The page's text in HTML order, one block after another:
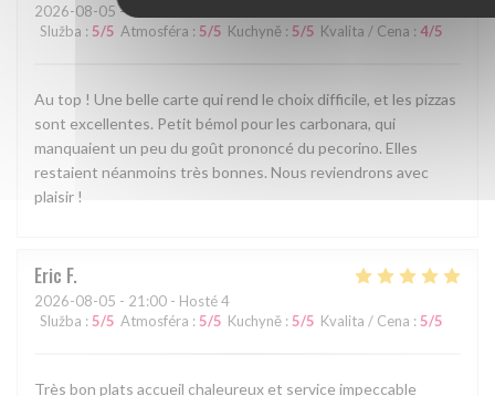
2026-08-05- 19:15 - Hosté 4
Služba : 5/5 Atmosféra : 5/5 Kuchyně : 5/5 Kvalita / Cena : 4/5
Au top ! Une belle carte qui rend le choix difficile, et les pizzas
sont excellentes. Petit bémol pour les carbonara, qui
manquaient un peu du goût prononcé du pecorino. Elles
restaient néanmoins très bonnes. Nous reviendrons avec
plaisir !
Eric F
2026-08-05 - 21:00 - Hosté 4
Služba : 5/5 Atmosféra : 5/5 Kuchyně : 5/5 Kvalita / Cena : 5/5
Très bon plats accueil chaleureux et service impeccable